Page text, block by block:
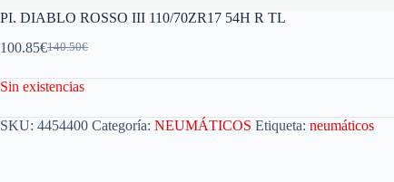
PI. DIABLO ROSSO III 110/70ZR17 54H R TL
140.50€
100.85€
Sin existencias
SKU: 4454400 Categoría: NEUMÁTICOS Etiqueta: neumáticos